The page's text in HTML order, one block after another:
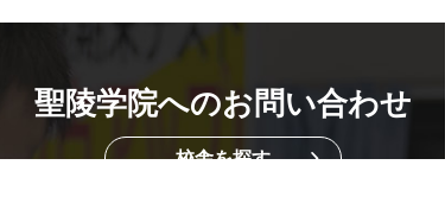
聖陵学院へのお問い合わせ
校舎を探す